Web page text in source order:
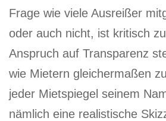
Frage wie viele Ausreißer
oder auch nicht, ist kritisch
Anspruch auf Transparenz
wie Mietern gleichermaßen
jeder Mietspiegel seinem
nämlich eine realistische